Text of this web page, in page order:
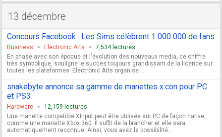
13 décembre
Concours Facebook : Les Sims célèbrent 1 000 000 de fans
Business Electronic Arts
7,534 lectures
En phase avec son époque et l'évolution des nouveaux media, ce chiffre
très symbolique, souligne le succès toujours grandissant de la licence sur
toutes les plateformes. Electronic Arts organise ...
snakebyte annonce sa gamme de manettes x:con pour PC
et PS3
Hardware
12,159 lectures
Une manette compatible XInput peut être utilisée sur PC de façon native,
comme une manette Xbox 360. Il suffit de la brancher et elle sera
automatiquement reconnue. Ainsi, vous avez la possibilité...